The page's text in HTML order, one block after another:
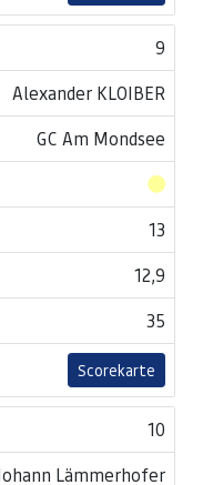
9
Alexander KLOIBER
GC Am Mondsee
13
12,9
35
Scorekarte
10
Lämmerhofer